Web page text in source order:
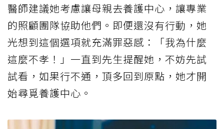
醫師建議她考慮讓母親去養護中心，讓專業
的照顧團隊協助他們。即便還沒有行動，她
光想到這個選項就充滿罪惡感：「我為什麼
這麼不孝！」一直到先生提醒她，不妨先試
試看，如果行不通，頂多回到原點，她才開
始尋覓養護中心。